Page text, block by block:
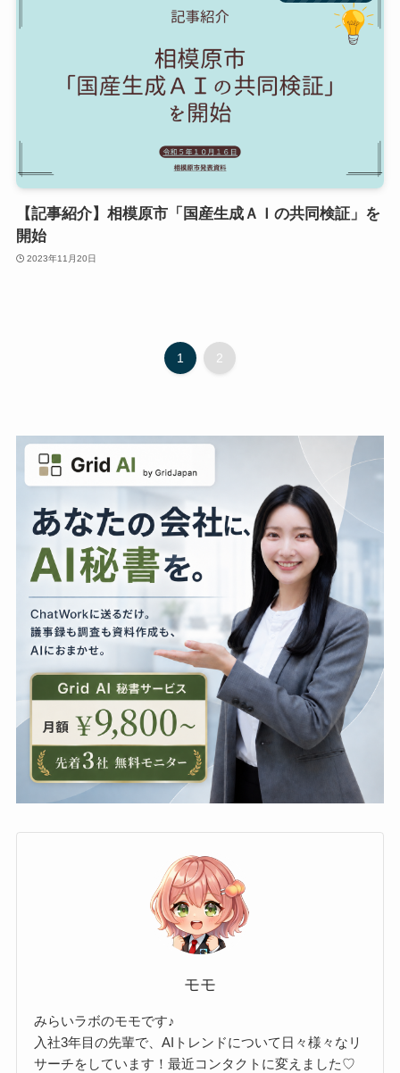
【記事紹介】相模原市「国産生成ＡＩの共同検証」を
開始
2023年11月20日
1 2
モモ
みらいラボのモモです♪
入社3年目の先輩で、AIトレンドについて日々様々なリ
サーチをしています！最近コンタクトに変えました♡